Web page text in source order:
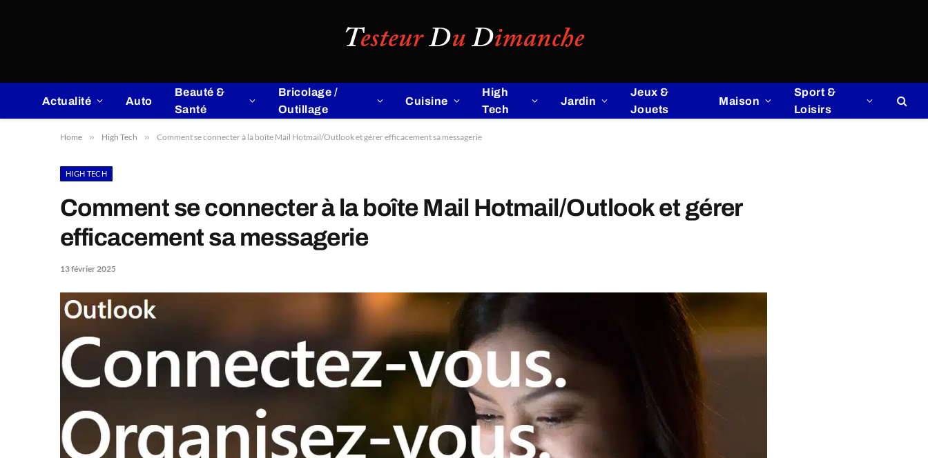
Actualité Auto
Beauté &
Santé
Bricolage /
Outillage
Cuisine
High
Tech
Jardin
Jeux &
Jouets
Maison
Sport &
Loisirs
Home » High Tech » Comment se connecter à la boîte Mail Hotmail/Outlook et gérer efficacement sa messagerie
HIGH TECH
Comment se connecter à la boîte Mail Hotmail/Outlook et gérer
efficacement sa messagerie
13 février 2025